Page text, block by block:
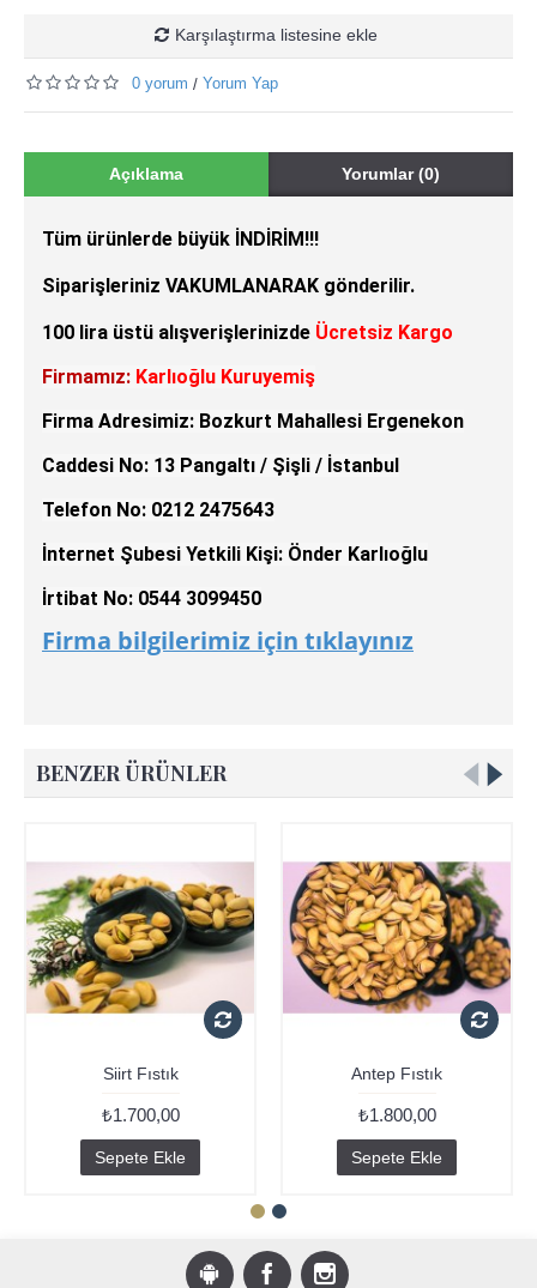
Karşılaştırma listesine ekle
0 yorum / Yorum Yap
Açıklama Yorumlar (0)
Tüm ürünlerde büyük İNDİRİM!!!
Siparişleriniz VAKUMLANARAK gönderilir.
100 lira üstü alışverişlerinizde Ücretsiz Kargo
Firmamız: Karlıoğlu Kuruyemiş
Firma Adresimiz: Bozkurt Mahallesi Ergenekon
Caddesi No: 13 Pangaltı / Şişli / İstanbul
Telefon No: 0212 2475643
İnternet Şubesi Yetkili Kişi: Önder Karlıoğlu
İrtibat No: 0544 3099450
Firma bilgilerimiz için tıklayınız
BENZER ÜRÜNLER
Siirt Fıstık
₺1.700,00
Sepete Ekle
Antep Fıstık
₺1.800,00
Sepete Ekle